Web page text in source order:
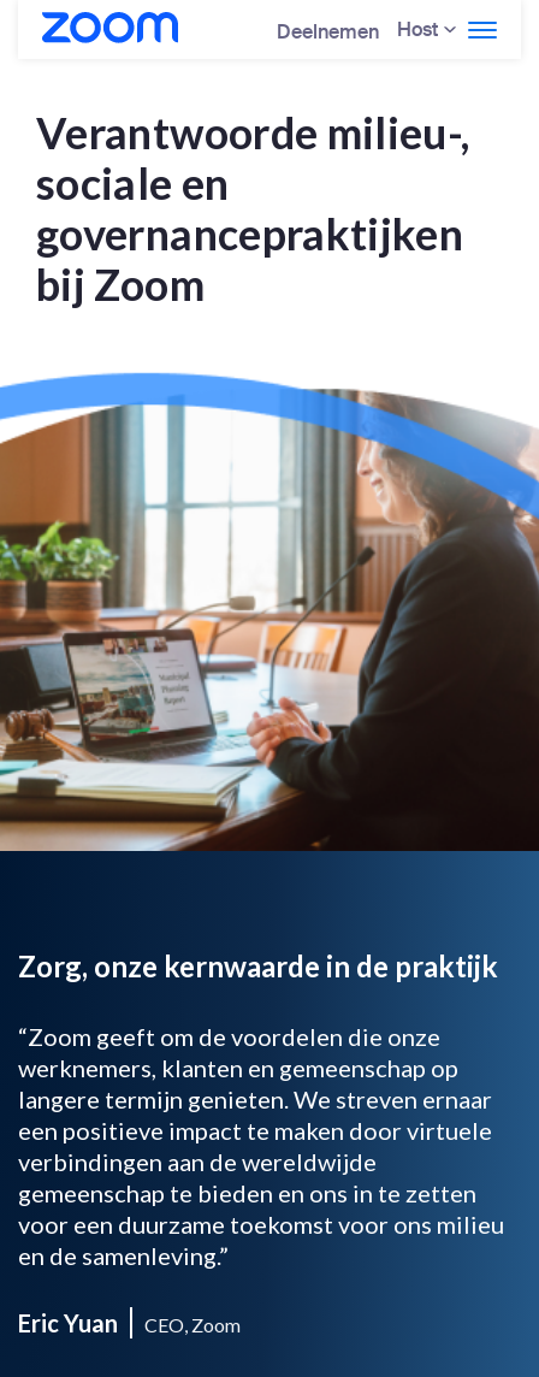
Deelnemen Host
Verantwoorde milieu-,
sociale en
governancepraktijken
bij Zoom
Zorg, onze kernwaarde in de praktijk
“Zoom geeft om de voordelen die onze
werknemers, klanten en gemeenschap op
langere termijn genieten. We streven ernaar
een positieve impact te maken door virtuele
verbindingen aan de wereldwijde
gemeenschap te bieden en ons in te zetten
voor een duurzame toekomst voor ons milieu
en de samenleving.”
Eric Yuan CEO, Zoom